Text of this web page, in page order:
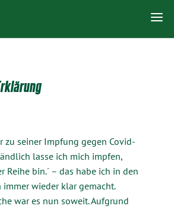
zu seiner Impfung gegen Covid-
lasse ich mich impfen,
Reihe bin.´ – das habe ich in den
wieder klar gemacht.
war es nun soweit. Aufgrund